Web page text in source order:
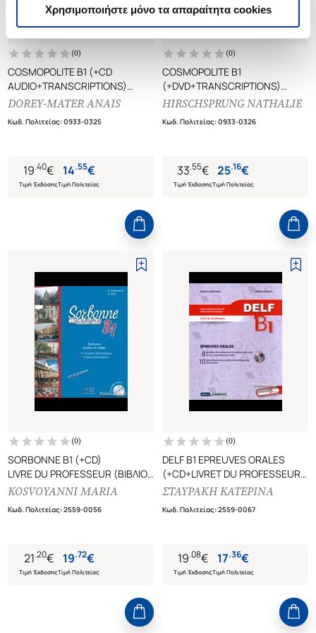
Χρησιμοποιήστε μόνο τα απαραίτητα cookies
(0)
COSMOPOLITE B1 (+CD
AUDIO+TRANSCRIPTIONS)
CAHIER D'ACTIVITES, METHODE
DOREY-MATER ANAIS
Κωδ. Πολιτείας:0933-0325
19.40€
Τιμή Έκδοσης
14.55€
Τιμή Πολιτείας
(0)
COSMOPOLITE B1
(+DVD+TRANSCRIPTIONS)
METHODE DE FRANCAIS
HIRSCHSPRUNG NATHALIE
Κωδ. Πολιτείας:0933-0326
33.55€
Τιμή Έκδοσης
25.16€
Τιμή Πολιτείας
(0)
SORBONNE B1 (+CD)
LIVRE DU PROFESSEUR (ΒΙΒΛΙΟ
ΚΑΘΗΓΗΤΗ)
KOSVOYANNI MARIA
Κωδ. Πολιτείας:2559-0056
21.20€
Τιμή Έκδοσης
19.72€
Τιμή Πολιτείας
(0)
DELF B1 EPREUVES ORALES
(+CD+LIVRET DU PROFESSEUR)
(NOUVELLE EDITION)
ΚΑΘΗΓΗΤΗ)
ΣΤΑΥΡΑΚΗ ΚΑΤΕΡΙΝΑ
Κωδ. Πολιτείας:2559-0067
19.08€
Τιμή Έκδοσης
17.36€
Τιμή Πολιτείας